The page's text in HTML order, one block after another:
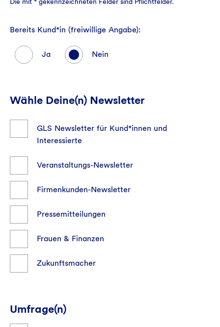
Bereits Kund*in (freiwillige Angabe):
Ja Nein
Wähle Deine(n) Newsletter
GLS Newsletter für Kund*innen und
Interessierte
Veranstaltungs-Newsletter
Firmenkunden-Newsletter
Pressemitteilungen
Frauen & Finanzen
Zukunftsmacher
Umfrage(n)